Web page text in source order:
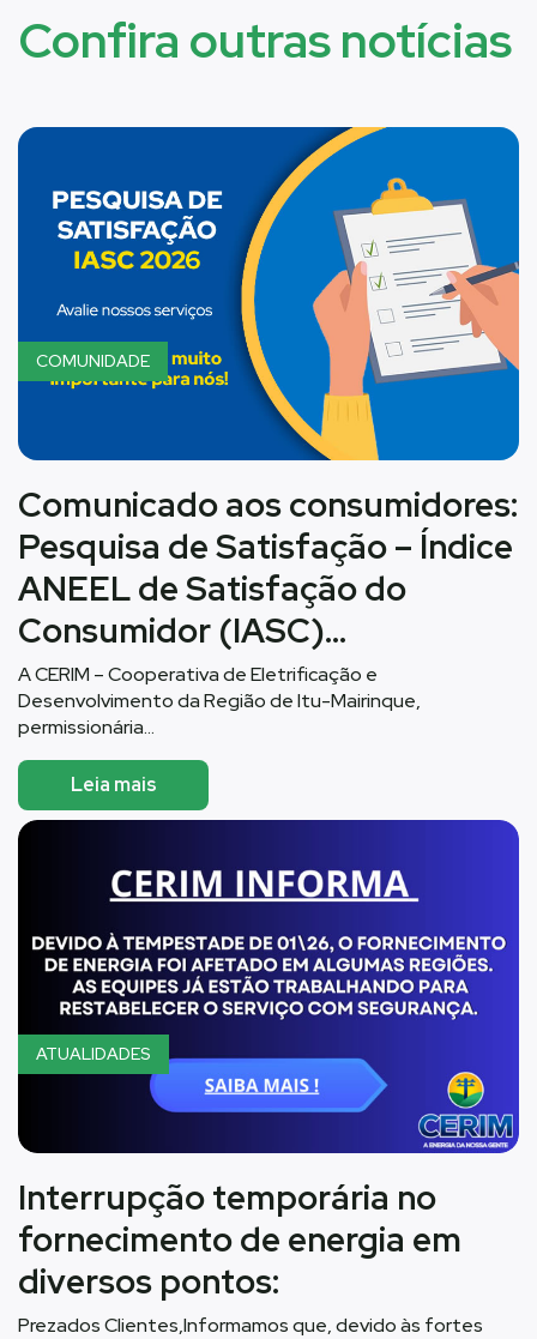
Confira outras notícias
COMUNIDADE
Comunicado aos consumidores:
Pesquisa de Satisfação – Índice
ANEEL de Satisfação do
Consumidor (IASC)…
A CERIM – Cooperativa de Eletrificação e
Desenvolvimento da Região de Itu-Mairinque,
permissionária…
Leia mais
ATUALIDADES
Interrupção temporária no
fornecimento de energia em
diversos pontos:
Prezados Clientes,Informamos que, devido às fortes